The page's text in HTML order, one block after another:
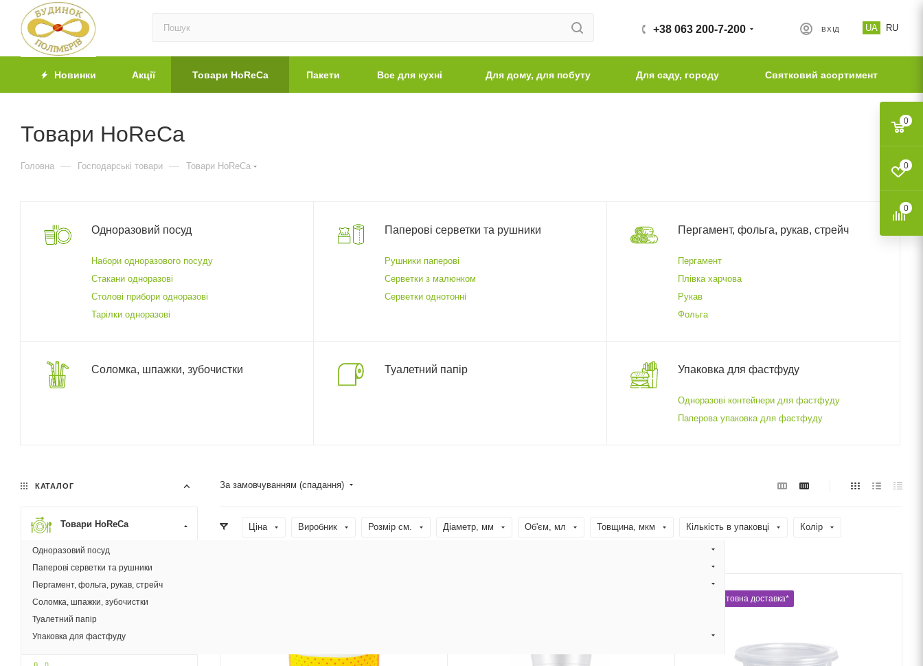
UA RU
ВХІД
+38 063 200-7-200
Новинки Акції Товари HoReCa Пакети Все для кухні Для дому, для побуту Для саду, городу Святковий асортимент
Товари HoReCa
Головна — Господарські товари — Товари HoReCa
Одноразовий посуд
Набори одноразового посуду
Стакани одноразові
Столові прибори одноразові
Тарілки одноразові
Паперові серветки та рушники
Рушники паперові
Серветки з малюнком
Серветки однотонні
Пергамент, фольга, рукав, стрейч
Пергамент
Плівка харчова
Рукав
Фольга
Соломка, шпажки, зубочистки Туалетний папір Упаковка для фастфуду
Одноразові контейнери для фастфуду
Паперова упаковка для фастфуду
За замовчуванням (спадання)
Ціна Виробник Розмір см. Діаметр, мм Об'єм, мл Товщина, мкм Кількість в упаковці Колір
Безкоштовна доставка*
КАТАЛОГ
Товари HoReCa
Одноразовий посуд
Паперові серветки та рушники
Пергамент, фольга, рукав, стрейч
Соломка, шпажки, зубочистки
Туалетний папір
Упаковка для фастфуду
0
0
0